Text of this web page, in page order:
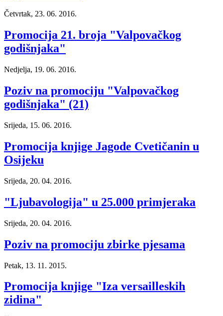
Četvrtak, 23. 06. 2016.
Promocija 21. broja "Valpovačkog
godišnjaka"
Nedjelja, 19. 06. 2016.
Poziv na promociju "Valpovačkog
godišnjaka" (21)
Srijeda, 15. 06. 2016.
Promocija knjige Jagode Cvetičanin u
Osijeku
Srijeda, 20. 04. 2016.
"Ljubavologija" u 25.000 primjeraka
Srijeda, 20. 04. 2016.
Poziv na promociju zbirke pjesama
Petak, 13. 11. 2015.
Promocija knjige "Iza versailleskih
zidina"